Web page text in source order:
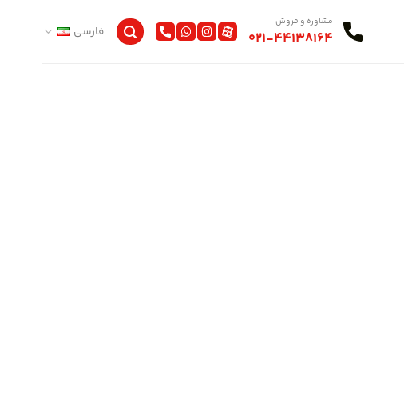
مشاوره و فروش
021-44138164 فارسی